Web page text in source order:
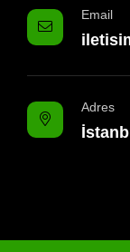
Email
Adres